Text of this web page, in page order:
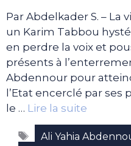
Par Abdelkader S. – La
un Karim Tabbou
en perdre la voix et
présents à
Abdennour pour
l’Etat encerclé par ses
le … Lire la suite
Étiquettes
Ali Yahia